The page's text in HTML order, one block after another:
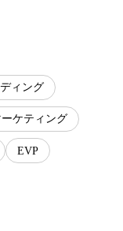
ィング
ケティング
EVP